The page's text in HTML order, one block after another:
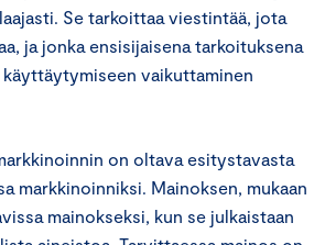
Se tarkoittaa viestintää, jota
ja jonka ensisijaisena tarkoituksena
vaikuttaminen
on oltava esitystavasta
markkinoinniksi. Mainoksen, mukaan
mainokseksi, kun se julkaistaan